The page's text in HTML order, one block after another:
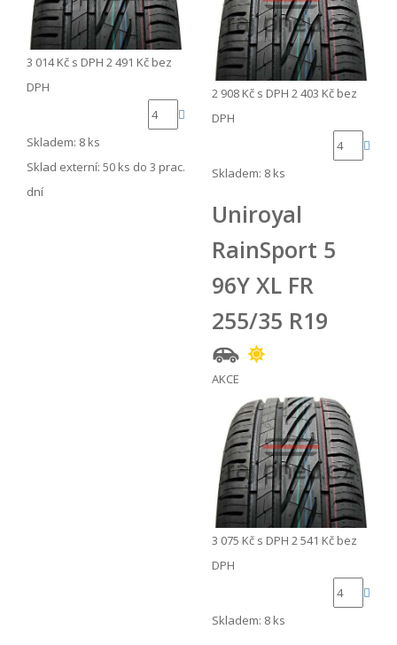
3 014 Kč s DPH 2 491 Kč bez
DPH
Skladem: 8 ks
Sklad externí: 50 ks do 3 prac.
dní
2 908 Kč s DPH 2 403 Kč bez
DPH
Skladem: 8 ks
Uniroyal
RainSport 5
96Y XL FR
255/35 R19
AKCE
3 075 Kč s DPH 2 541 Kč bez
DPH
Skladem: 8 ks